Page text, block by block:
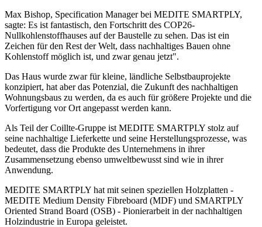
Max Bishop, Specification Manager bei MEDITE SMARTPLY,
sagte: Es ist fantastisch, den Fortschritt des COP26-
Nullkohlenstoffhauses auf der Baustelle zu sehen. Das ist ein
Zeichen für den Rest der Welt, dass nachhaltiges Bauen ohne
Kohlenstoff möglich ist, und zwar genau jetzt".
Das Haus wurde zwar für kleine, ländliche Selbstbauprojekte
konzipiert, hat aber das Potenzial, die Zukunft des nachhaltigen
Wohnungsbaus zu werden, da es auch für größere Projekte und die
Vorfertigung vor Ort angepasst werden kann.
Als Teil der Coillte-Gruppe ist MEDITE SMARTPLY stolz auf
seine nachhaltige Lieferkette und seine Herstellungsprozesse, was
bedeutet, dass die Produkte des Unternehmens in ihrer
Zusammensetzung ebenso umweltbewusst sind wie in ihrer
Anwendung.
MEDITE SMARTPLY hat mit seinen speziellen Holzplatten -
MEDITE Medium Density Fibreboard (MDF) und SMARTPLY
Oriented Strand Board (OSB) - Pionierarbeit in der nachhaltigen
Holzindustrie in Europa geleistet.